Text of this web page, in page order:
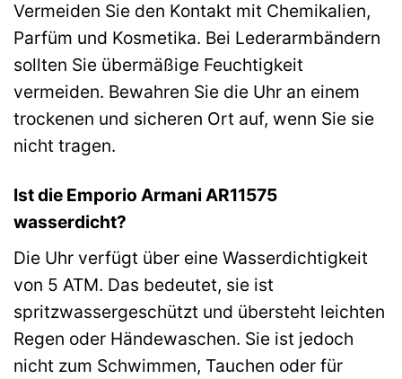
Vermeiden Sie den Kontakt mit Chemikalien,
Parfüm und Kosmetika. Bei Lederarmbändern
sollten Sie übermäßige Feuchtigkeit
vermeiden. Bewahren Sie die Uhr an einem
trockenen und sicheren Ort auf, wenn Sie sie
nicht tragen.
Ist die Emporio Armani AR11575
wasserdicht?
Die Uhr verfügt über eine Wasserdichtigkeit
von 5 ATM. Das bedeutet, sie ist
spritzwassergeschützt und übersteht leichten
Regen oder Händewaschen. Sie ist jedoch
nicht zum Schwimmen, Tauchen oder für